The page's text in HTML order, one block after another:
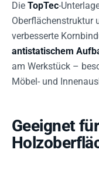
Die TopTec-
Oberflächenstruktur
verbesserte
antistatischem
am Werkstück –
Möbel- und
Geeignet